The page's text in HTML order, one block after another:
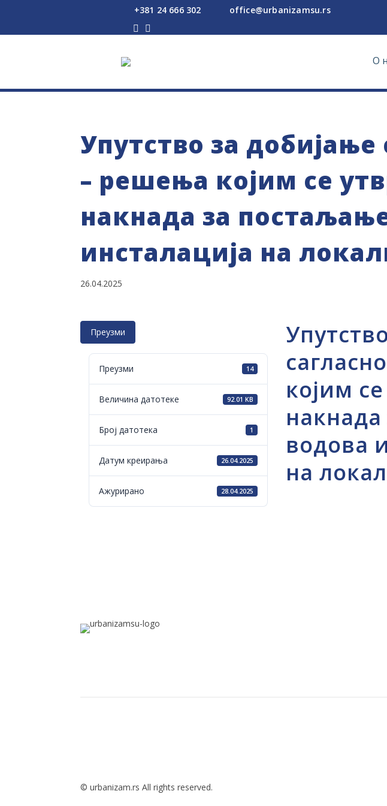
+381 24 666 302 office@urbanizamsu.rs
 
О
Упутство за добијање
– решења којим се
накнада за
инсталација на
26.04.2025
Преузми
Преузми 14
Величина датотеке 92.01 KB
Број датотека 1
Датум креирања 26.04.2025
Ажурирано 28.04.2025
којим
водова
на
© urbanizam.rs All rights reserved.